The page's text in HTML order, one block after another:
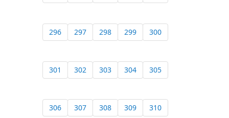
296 297 298 299 300
301 302 303 304 305
306 307 308 309 310